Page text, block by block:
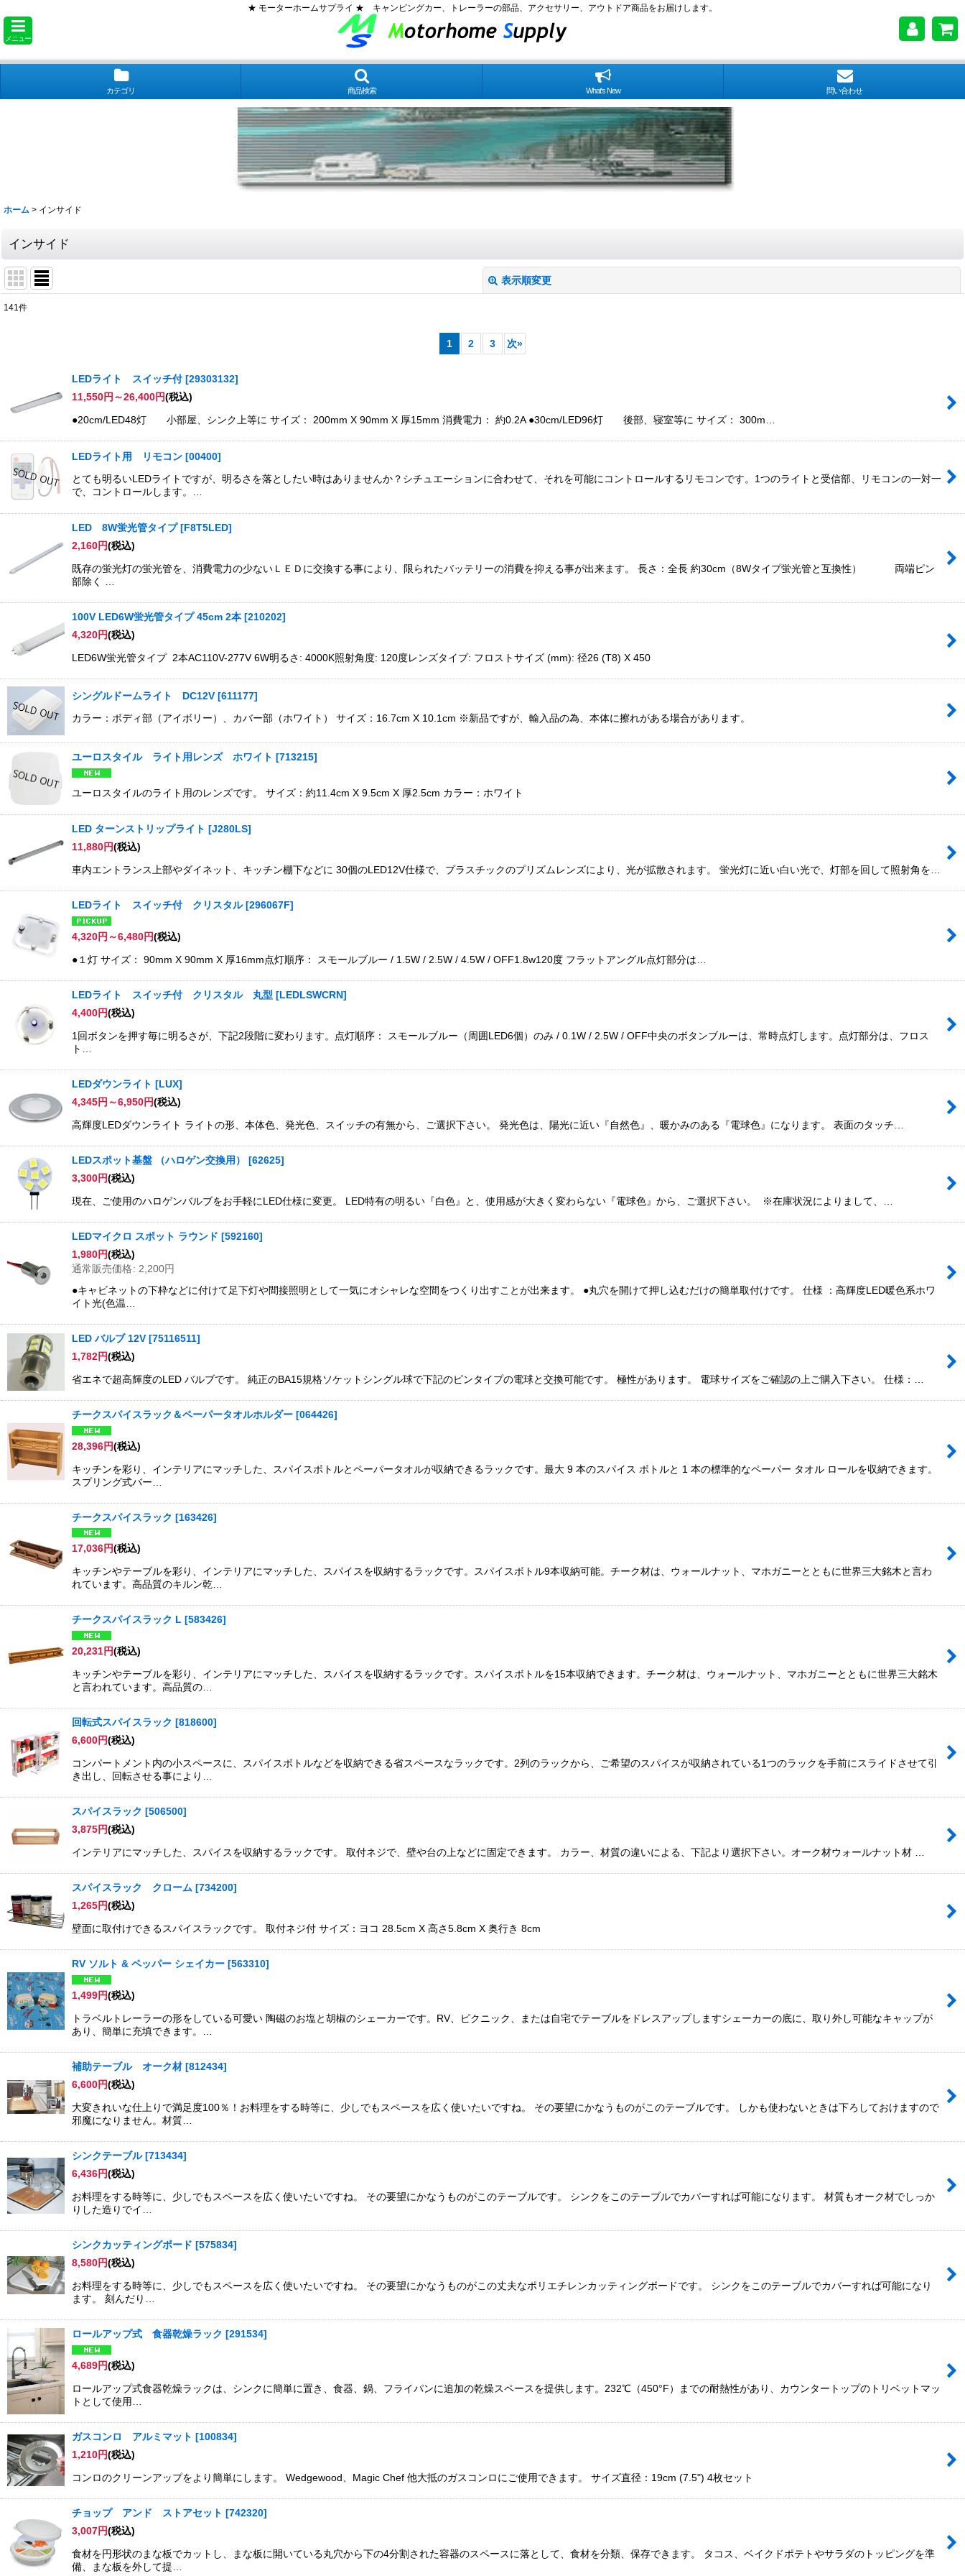
★ モーターホームサプライ ★ キャンピングカー、トレーラーの部品、アクセサリー、アウトドア商品をお届けします。
メニュー
カテゴリ 商品検索 What's New 問い合わせ
ホーム > インサイド
インサイド
表示順変更
並び順:
絞り込む
141件
1 2 3 次»
LEDライト スイッチ付 [29303132]
11,550円 ～26,400円(税込)
●20cm/LED48灯 小部屋、シンク上等に サイズ： 200mm X 90mm X 厚15mm 消費電力： 約0.2A ●30cm/LED96灯 後部、寝室等に サイズ： 300m…
LEDライト用 リモコン [00400]
とても明るいLEDライトですが、明るさを落としたい時はありませんか？シチュエーションに合わせて、それを可能にコントロールするリモコンです。1つのライトと受信部、リモコンの一対一
で、コントロールします。…
LED 8W蛍光管タイプ [F8T5LED]
2,160円(税込)
既存の蛍光灯の蛍光管を、消費電力の少ないＬＥＤに交換する事により、限られたバッテリーの消費を抑える事が出来ます。 長さ：全長 約30cm（8Wタイプ蛍光管と互換性） 両端ピン
部除く …
100V LED6W蛍光管タイプ 45cm 2本 [210202]
4,320円(税込)
LED6W蛍光管タイプ 2本AC110V-277V 6W明るさ: 4000K照射角度: 120度レンズタイプ: フロストサイズ (mm): 径26 (T8) X 450
シングルドームライト DC12V [611177]
カラー：ボディ部（アイボリー）、カバー部（ホワイト） サイズ：16.7cm X 10.1cm ※新品ですが、輸入品の為、本体に擦れがある場合があります。
ユーロスタイル ライト用レンズ ホワイト [713215]
ユーロスタイルのライト用のレンズです。 サイズ：約11.4cm X 9.5cm X 厚2.5cm カラー：ホワイト
LED ターンストリップライト [J280LS]
11,880円(税込)
車内エントランス上部やダイネット、キッチン棚下などに 30個のLED12V仕様で、プラスチックのプリズムレンズにより、光が拡散されます。 蛍光灯に近い白い光で、灯部を回して照射角を…
LEDライト スイッチ付 クリスタル [296067F]
4,320円 ～6,480円(税込)
●１灯 サイズ： 90mm X 90mm X 厚16mm点灯順序： スモールブルー / 1.5W / 2.5W / 4.5W / OFF1.8w120度 フラットアングル点灯部分は…
LEDライト スイッチ付 クリスタル 丸型 [LEDLSWCRN]
4,400円(税込)
1回ボタンを押す毎に明るさが、下記2段階に変わります。点灯順序： スモールブルー（周囲LED6個）のみ / 0.1W / 2.5W / OFF中央のボタンブルーは、常時点灯します。点灯部分は、フロス
ト…
LEDダウンライト [LUX]
4,345円 ～6,950円(税込)
高輝度LEDダウンライト ライトの形、本体色、発光色、スイッチの有無から、ご選択下さい。 発光色は、陽光に近い『自然色』、暖かみのある『電球色』になります。 表面のタッチ…
LEDスポット基盤 （ハロゲン交換用） [62625]
3,300円(税込)
現在、ご使用のハロゲンバルブをお手軽にLED仕様に変更。 LED特有の明るい『白色』と、使用感が大きく変わらない『電球色』から、ご選択下さい。 ※在庫状況によりまして、…
LEDマイクロ スポット ラウンド [592160]
1,980円(税込)
通常販売価格: 2,200円
●キャビネットの下枠などに付けて足下灯や間接照明として一気にオシャレな空間をつくり出すことが出来ます。 ●丸穴を開けて押し込むだけの簡単取付けです。 仕様 ：高輝度LED暖色系ホワ
イト光(色温…
LED バルブ 12V [75116511]
1,782円(税込)
省エネで超高輝度のLED バルブです。 純正のBA15規格ソケットシングル球で下記のピンタイプの電球と交換可能です。 極性があります。 電球サイズをご確認の上ご購入下さい。 仕様：…
チークスパイスラック＆ペーパータオルホルダー [064426]
28,396円(税込)
キッチンを彩り、インテリアにマッチした、スパイスボトルとペーパータオルが収納できるラックです。最大 9 本のスパイス ボトルと 1 本の標準的なペーパー タオル ロールを収納できます。
スプリング式バー…
チークスパイスラック [163426]
17,036円(税込)
キッチンやテーブルを彩り、インテリアにマッチした、スパイスを収納するラックです。スパイスボトル9本収納可能。チーク材は、ウォールナット、マホガニーとともに世界三大銘木と言わ
れています。高品質のキルン乾…
チークスパイスラック L [583426]
20,231円(税込)
キッチンやテーブルを彩り、インテリアにマッチした、スパイスを収納するラックです。スパイスボトルを15本収納できます。チーク材は、ウォールナット、マホガニーとともに世界三大銘木
と言われています。高品質の…
回転式スパイスラック [818600]
6,600円(税込)
コンパートメント内の小スペースに、スパイスボトルなどを収納できる省スペースなラックです。2列のラックから、ご希望のスパイスが収納されている1つのラックを手前にスライドさせて引
き出し、回転させる事により…
スパイスラック [506500]
3,875円(税込)
インテリアにマッチした、スパイスを収納するラックです。 取付ネジで、壁や台の上などに固定できます。 カラー、材質の違いによる、下記より選択下さい。オーク材ウォールナット材 …
スパイスラック クローム [734200]
1,265円(税込)
壁面に取付けできるスパイスラックです。 取付ネジ付 サイズ：ヨコ 28.5cm X 高さ5.8cm X 奥行き 8cm
RV ソルト & ペッパー シェイカー [563310]
1,499円(税込)
トラベルトレーラーの形をしている可愛い 陶磁のお塩と胡椒のシェーカーです。RV、ピクニック、または自宅でテーブルをドレスアップしますシェーカーの底に、取り外し可能なキャップが
あり、簡単に充填できます。…
補助テーブル オーク材 [812434]
6,600円(税込)
大変きれいな仕上りで満足度100％！お料理をする時等に、少しでもスペースを広く使いたいですね。 その要望にかなうものがこのテーブルです。 しかも使わないときは下ろしておけますので
邪魔になりません。材質…
シンクテーブル [713434]
6,436円(税込)
お料理をする時等に、少しでもスペースを広く使いたいですね。 その要望にかなうものがこのテーブルです。 シンクをこのテーブルでカバーすれば可能になります。 材質もオーク材でしっか
りした造りでイ…
シンクカッティングボード [575834]
8,580円(税込)
お料理をする時等に、少しでもスペースを広く使いたいですね。 その要望にかなうものがこの丈夫なポリエチレンカッティングボードです。 シンクをこのテーブルでカバーすれば可能になり
ます。 刻んだり…
ロールアップ式 食器乾燥ラック [291534]
4,689円(税込)
ロールアップ式食器乾燥ラックは、シンクに簡単に置き、食器、鍋、フライパンに追加の乾燥スペースを提供します。232℃（450°F）までの耐熱性があり、カウンタートップのトリベットマッ
トとして使用…
ガスコンロ アルミマット [100834]
1,210円(税込)
コンロのクリーンアップをより簡単にします。 Wedgewood、Magic Chef 他大抵のガスコンロにご使用できます。 サイズ直径：19cm (7.5") 4枚セット
チョップ アンド ストアセット [742320]
3,007円(税込)
食材を円形状のまな板でカットし、まな板に開いている丸穴から下の4分割された容器のスペースに落として、食材を分類、保存できます。 タコス、ベイクドポテトやサラダのトッピングを準
備、まな板を外して提…